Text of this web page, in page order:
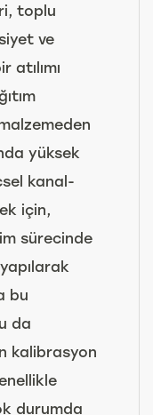
toplu
ve
yüksek
kanal-
için,
sürecinde
bu
da
kalibrasyon
durumda